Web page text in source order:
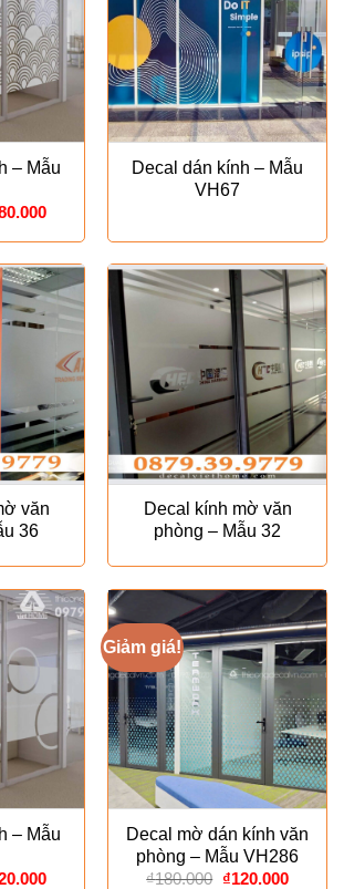
– Mẫu
Giá
tại
là:
₫180.000.
Decal dán kính – Mẫu
VH67
văn
36
Decal kính mờ văn
phòng – Mẫu 32
– Mẫu
Giá
Giảm giá!
Decal mờ dán kính văn
phòng – Mẫu VH286
₫180.000 Giá
₫120.000Giá